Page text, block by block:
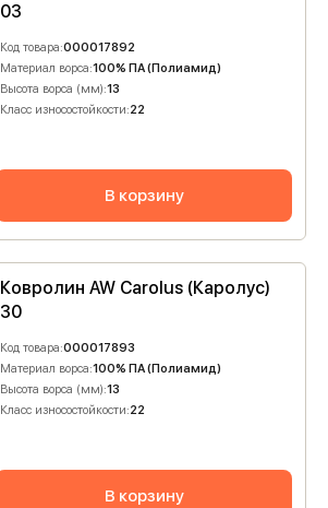
03
Код товара:000017892
Материал ворса:100% ПА (Полиамид)
Высота ворса (мм):13
Класс износостойкости:22
В корзину
Ковролин AW Carolus (Каролус)
30
Код товара:000017893
Материал ворса:100% ПА (Полиамид)
Высота ворса (мм):13
Класс износостойкости:22
В корзину